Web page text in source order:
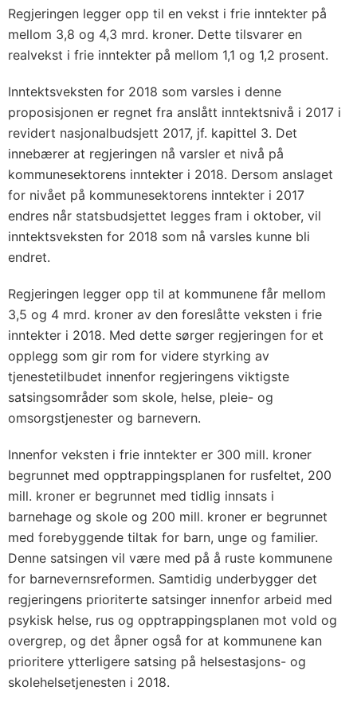
Regjeringen legger opp til en vekst i frie inntekter på
mellom 3,8 og 4,3 mrd. kroner. Dette tilsvarer en
realvekst i frie inntekter på mellom 1,1 og 1,2 prosent.
Inntektsveksten for 2018 som varsles i denne
proposisjonen er regnet fra anslått inntektsnivå i 2017 i
revidert nasjonalbudsjett 2017, jf. kapittel 3. Det
innebærer at regjeringen nå varsler et nivå på
kommunesektorens inntekter i 2018. Dersom anslaget
for nivået på kommunesektorens inntekter i 2017
endres når statsbudsjettet legges fram i oktober, vil
inntektsveksten for 2018 som nå varsles kunne bli
endret.
Regjeringen legger opp til at kommunene får mellom
3,5 og 4 mrd. kroner av den foreslåtte veksten i frie
inntekter i 2018. Med dette sørger regjeringen for et
opplegg som gir rom for videre styrking av
tjenestetilbudet innenfor regjeringens viktigste
satsingsområder som skole, helse, pleie- og
omsorgstjenester og barnevern.
Innenfor veksten i frie inntekter er 300 mill. kroner
begrunnet med opptrappingsplanen for rusfeltet, 200
mill. kroner er begrunnet med tidlig innsats i
barnehage og skole og 200 mill. kroner er begrunnet
med forebyggende tiltak for barn, unge og familier.
Denne satsingen vil være med på å ruste kommunene
for barnevernsreformen. Samtidig underbygger det
regjeringens prioriterte satsinger innenfor arbeid med
psykisk helse, rus og opptrappingsplanen mot vold og
overgrep, og det åpner også for at kommunene kan
prioritere ytterligere satsing på helsestasjons- og
skolehelsetjenesten i 2018.